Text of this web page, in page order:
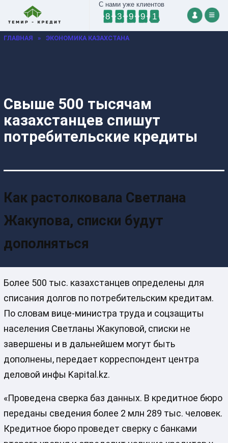
С нами уже клиентов
8 3 9 9 1
ГЛАВНАЯ » ЭКОНОМИКА КАЗАХСТАНА
Свыше 500 тысячам
казахстанцев спишут
потребительские кредиты
Как растолковала Светлана
Жакупова, списки будут
дополняться
Более 500 тыс. казахстанцев определены для
списания долгов по потребительским кредитам.
По словам вице-министра труда и соцзащиты
населения Светланы Жакуповой, списки не
завершены и в дальнейшем могут быть
дополнены, передает корреспондент центра
деловой инфы Kapital.kz.
«Проведена сверка баз данных. В кредитное бюро
переданы сведения более 2 млн 289 тыс. человек.
Кредитное бюро проведет сверку с банками